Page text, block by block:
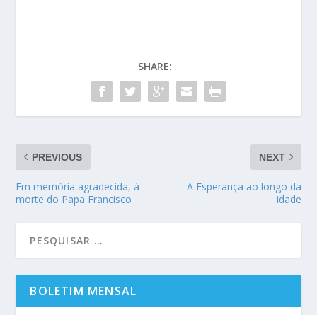
SHARE:
PREVIOUS
Em memória agradecida, à
morte do Papa Francisco
NEXT
A Esperança ao longo da
idade
BOLETIM MENSAL